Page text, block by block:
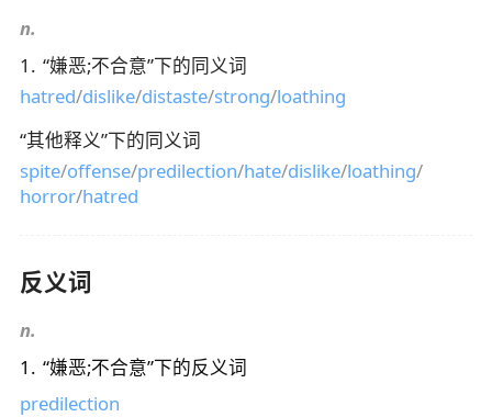
n.
1 . “嫌恶;不合意”下的同义词
hatred/dislike/distaste/strong/loathing
“其他释义”下的同义词
spite/offense/predilection/hate/dislike/loathing/
horror/hatred
反义词
n.
1 . “嫌恶;不合意”下的反义词
predilection